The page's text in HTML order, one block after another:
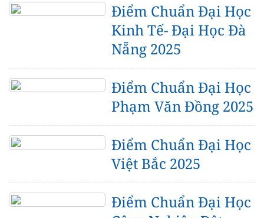
Điểm Chuẩn Đại Học
Kinh Tế- Đại Học Đà
Nẵng 2025
Điểm Chuẩn Đại Học
Phạm Văn Đồng 2025
Điểm Chuẩn Đại Học
Việt Bắc 2025
Điểm Chuẩn Đại Học